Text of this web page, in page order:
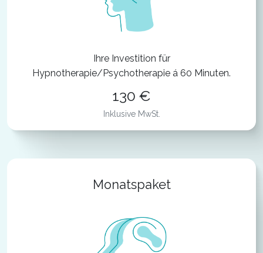
Ihre Investition für
Hypnotherapie/Psychotherapie á 60 Minuten.
130 €
Inklusive MwSt.
Monatspaket